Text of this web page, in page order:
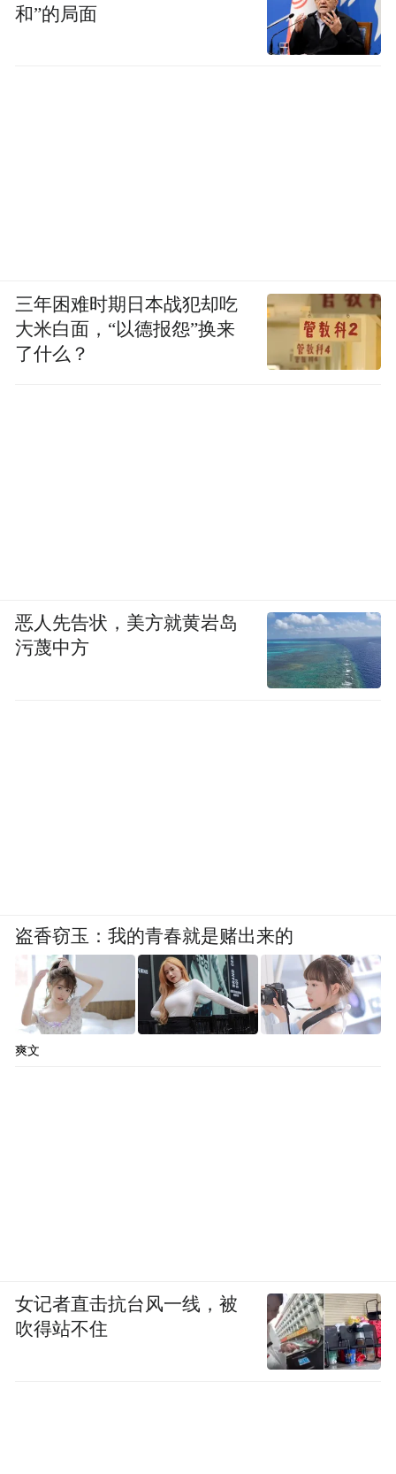
和”的局面
三年困难时期日本战犯却吃
大米白面，“以德报怨”换来
了什么？
恶人先告状，美方就黄岩岛
污蔑中方
盗香窃玉：我的青春就是赌出来的
爽文
女记者直击抗台风一线，被
吹得站不住